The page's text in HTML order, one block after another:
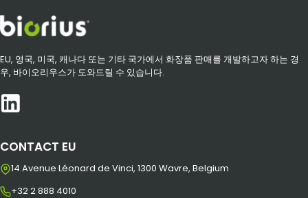
EU, 영국, 미국, 캐나다 또는 기타 국가에서 화장품 판매를 개발하고자 하는 경
우, 바이오리우스가 도와드릴 수 있습니다.
CONTACT EU
14 Avenue Léonard de Vinci, 1300 Wavre, Belgium
+32 2 888 4010